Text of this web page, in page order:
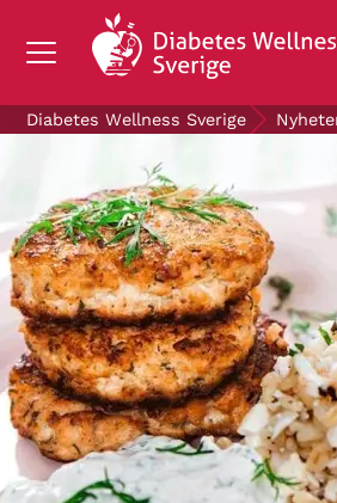
OM DIABETES
FORSKNING
NYHETER & EVENT
OM OSS
GRATIS DIABETESPRODUKTER
Blodsockerkollen
Diabetes Wellness Sverige